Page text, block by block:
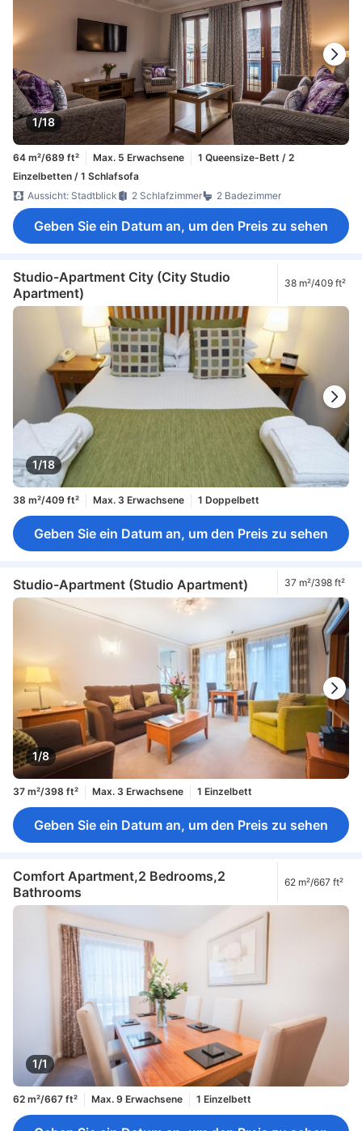
1/18
64 m²/689 ft² Max. 5 Erwachsene
1 Queensize-Bett / 2
Einzelbetten / 1 Schlafsofa
Aussicht: Stadtblick
2 Schlafzimmer 2 Badezimmer
Geben Sie ein Datum an, um den Preis zu sehen
Studio-Apartment City (City Studio
Apartment)
38 m²/409 ft²
1/18
38 m²/409 ft² Max. 3 Erwachsene 1 Doppelbett
Geben Sie ein Datum an, um den Preis zu sehen
Studio-Apartment (Studio Apartment) 37 m²/398 ft²
1/8
37 m²/398 ft² Max. 3 Erwachsene 1 Einzelbett
Geben Sie ein Datum an, um den Preis zu sehen
Comfort Apartment,2 Bedrooms,2
Bathrooms
62 m²/667 ft²
1/1
62 m²/667 ft² Max. 9 Erwachsene 1 Einzelbett